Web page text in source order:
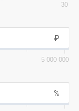
30
5 000 000